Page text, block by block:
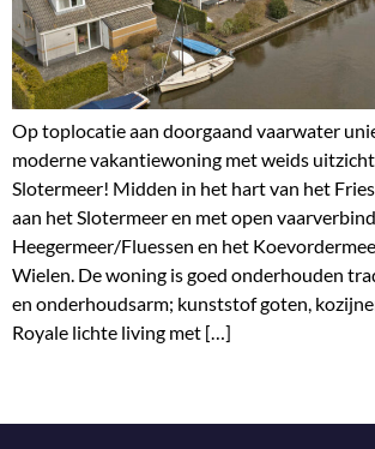
Op toplocatie aan doorgaand vaarwater
moderne vakantiewoning met weids
Slotermeer! Midden in het hart van het
aan het Slotermeer en met open
Heegermeer/Fluessen en het
Wielen. De woning is goed onderhouden
en onderhoudsarm; kunststof goten,
Royale lichte living met […]